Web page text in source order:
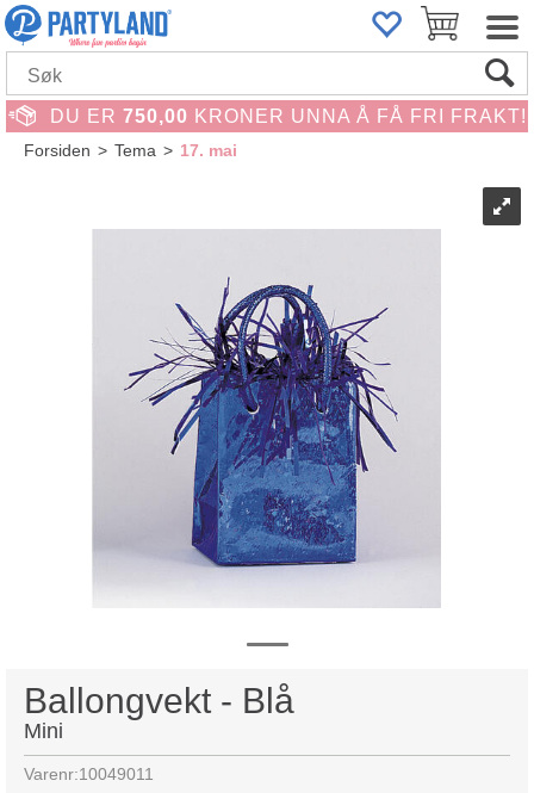
DU ER 750,00 KRONER UNNA Å FÅ FRI FRAKT!
Forsiden>Tema>17. mai
Ballongvekt - Blå
Mini
Varenr:10049011